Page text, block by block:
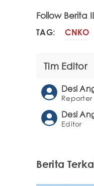
Follow Berita
TAG: CNKO
Tim Editor
Desi
Reporter
Desi
Editor
Berita